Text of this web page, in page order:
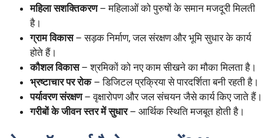
महिला सशक्तिकरण– महिलाओं को पुरुषों के समान मजदूरी मिलती
है।
ग्राम विकास– सड़क निर्माण, जल संरक्षण और भूमि सुधार के कार्य
होते हैं।
कौशल विकास– श्रमिकों को नए काम सीखने का मौका मिलता है।
भ्रष्टाचार पर रोक– डिजिटल प्रक्रिया से पारदर्शिता बनी रहती है।
पर्यावरण संरक्षण– वृक्षारोपण और जल संचयन जैसे कार्य किए जाते हैं।
गरीबों के जीवन स्तर में सुधार– आर्थिक स्थिति मजबूत होती है।